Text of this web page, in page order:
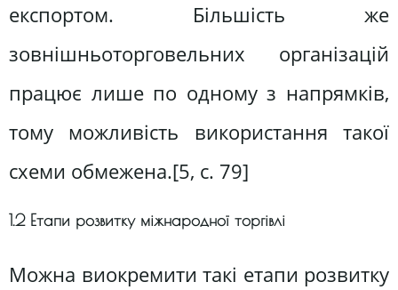
експортом. Більшість же
зовнішньоторговельних організацій
працює лише по одному з напрямків,
тому можливість використання такої
схеми обмежена.[5, с. 79]
1.2 Етапи розвитку міжнародної торгівлі
Mожна виокремити такі етапи розвитку